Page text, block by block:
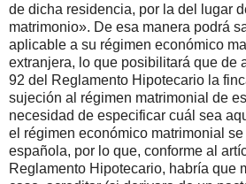
de dicha residencia, por la del lugar
matrimonio». De esa manera podrá
aplicable a su régimen económico
extranjera, lo que posibilitará que de
92 del Reglamento Hipotecario la
sujeción al régimen matrimonial de
necesidad de especificar cuál sea
el régimen económico matrimonial
española, por lo que, conforme al
Reglamento Hipotecario, habría que